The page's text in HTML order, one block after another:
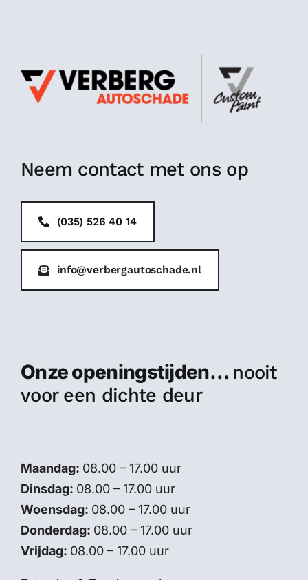
Neem contact met ons op
(035) 526 40 14
info@verbergautoschade.nl
Onze openingstijden… nooit
voor een dichte deur
Maandag: 08.00 – 17.00 uur
Dinsdag: 08.00 – 17.00 uur
Woensdag: 08.00 – 17.00 uur
Donderdag: 08.00 – 17.00 uur
Vrijdag: 08.00 – 17.00 uur